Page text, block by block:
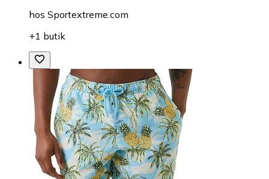
hos Sportextreme.com
+1 butik